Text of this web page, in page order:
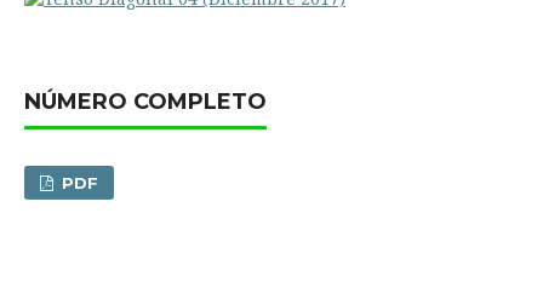
NÚMERO COMPLETO
PDF